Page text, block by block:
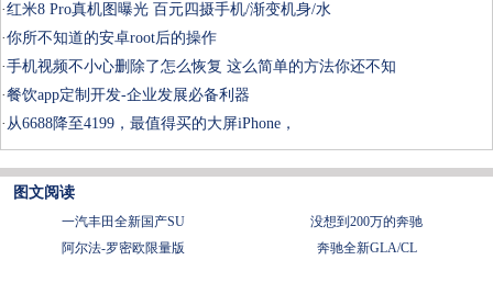
·红米8 Pro真机图曝光 百元四摄手机/渐变机身/水
·你所不知道的安卓root后的操作
·手机视频不小心删除了怎么恢复 这么简单的方法你还不知
·餐饮app定制开发-企业发展必备利器
· 从6688降至4199，最值得买的大屏iPhone，
图文阅读
一汽丰田全新国产SU
没想到200万的奔驰
阿尔法-罗密欧限量版
奔驰全新GLA/CL